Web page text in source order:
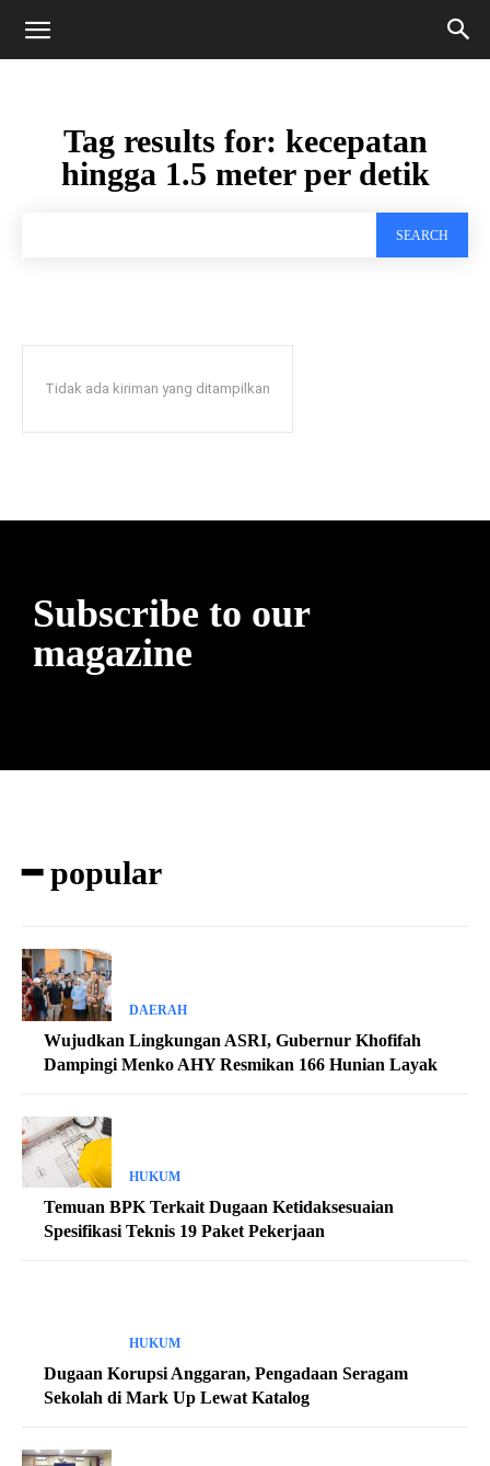
Tag results for: kecepatan
hingga 1.5 meter per detik
SEARCH
Tidak ada kiriman yang ditampilkan
Subscribe to our
magazine
━ popular
DAERAH
Wujudkan Lingkungan ASRI, Gubernur Khofifah
Dampingi Menko AHY Resmikan 166 Hunian Layak
HUKUM
Temuan BPK Terkait Dugaan Ketidaksesuaian
Spesifikasi Teknis 19 Paket Pekerjaan
HUKUM
Dugaan Korupsi Anggaran, Pengadaan Seragam
Sekolah di Mark Up Lewat Katalog